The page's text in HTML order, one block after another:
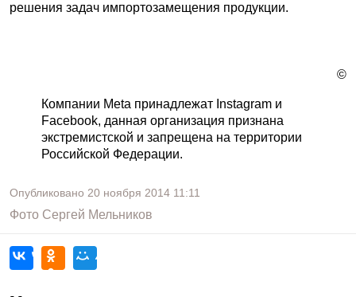
решения задач импортозамещения продукции.
©
Компании Meta принадлежат Instagram и
Facebook, данная организация признана
экстремистской и запрещена на территории
Российской Федерации.
Опубликовано 20 ноября 2014 11:11
Фото Сергей Мельников